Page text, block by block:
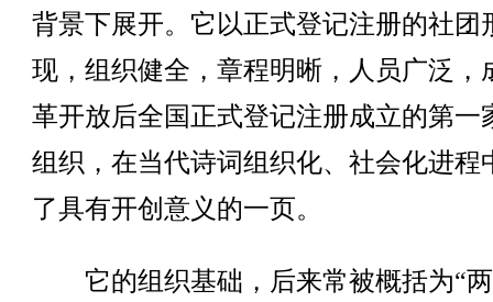
背景下展开。它以正式登记注册的社团
现，组织健全，章程明晰，人员广泛，
革开放后全国正式登记注册成立的第一
组织，在当代诗词组织化、社会化进程
了具有开创意义的一页。
它的组织基础，后来常被概括为“